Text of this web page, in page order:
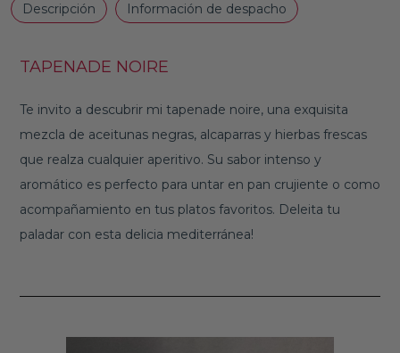
Descripción Información de despacho
TAPENADE NOIRE
Te invito a descubrir mi tapenade noire, una exquisita
mezcla de aceitunas negras, alcaparras y hierbas frescas
que realza cualquier aperitivo. Su sabor intenso y
aromático es perfecto para untar en pan crujiente o como
acompañamiento en tus platos favoritos. Deleita tu
paladar con esta delicia mediterránea!